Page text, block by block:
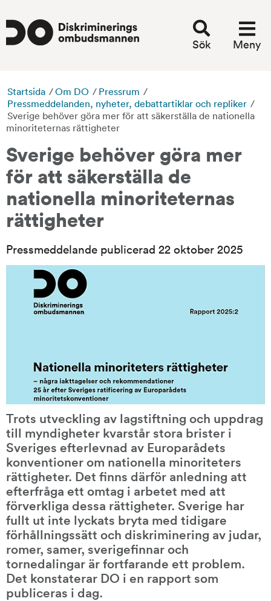
Sök Meny
Startsida /Om DO / Pressrum /
Pressmeddelanden, nyheter, debattartiklar och repliker /
Sverige behöver göra mer för att säkerställa de nationella
minoriteternas rättigheter
Sverige behöver göra mer
för att säkerställa de
nationella minoriteternas
rättigheter
Pressmeddelande publicerad 22 oktober 2025
Trots utveckling av lagstiftning och uppdrag
till myndigheter kvarstår stora brister i
Sveriges efterlevnad av Europarådets
konventioner om nationella minoriteters
rättigheter. Det finns därför anledning att
efterfråga ett omtag i arbetet med att
förverkliga dessa rättigheter. Sverige har
fullt ut inte lyckats bryta med tidigare
förhållningssätt och diskriminering av judar,
romer, samer, sverigefinnar och
tornedalingar är fortfarande ett problem.
Det konstaterar DO i en rapport som
publiceras i dag.